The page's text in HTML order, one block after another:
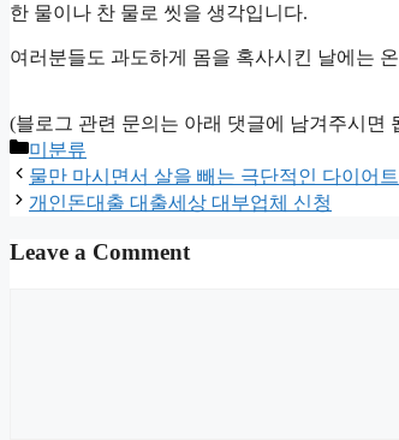
한 물이나 찬 물로 씻을 생각입니다.
여러분들도 과도하게 몸을 혹사시킨 날에는
(블로그 관련 문의는 아래 댓글에 남겨주시면
Categories
미분류
물만 마시면서 살을 빼는 극단적인 다이어트
개인돈대출 대출세상 대부업체 신청
Leave a Comment